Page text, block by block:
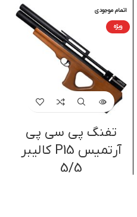
اتمام موجودی
ویژه
تفنگ پی سی پی
آرتمیس P15 کالیبر
5/5